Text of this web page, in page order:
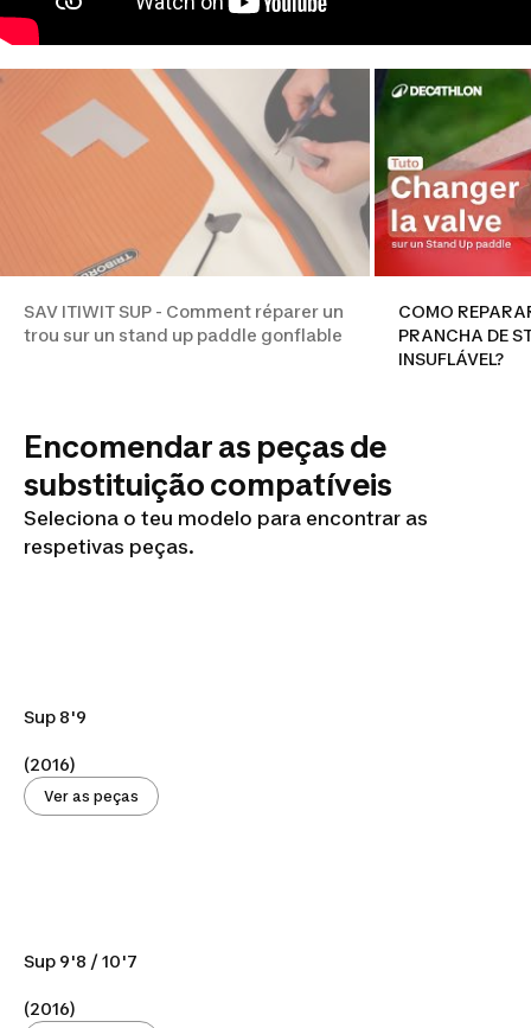
SAV ITIWIT SUP - Comment réparer un
trou sur un stand up paddle gonflable
COMO
PRANCHA DE
INSUFLÁVEL?
Encomendar as peças de
substituição compatíveis
Seleciona o teu modelo para encontrar as
respetivas peças.
Sup 8'9
(2016)
Ver as peças
Sup 9'8 / 10'7
(2016)